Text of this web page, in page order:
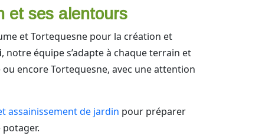
et ses alentours
et Tortequesne pour la création et
, notre équipe s’adapte à chaque terrain et
encore Tortequesne, avec une attention
assainissement de jardin pour préparer